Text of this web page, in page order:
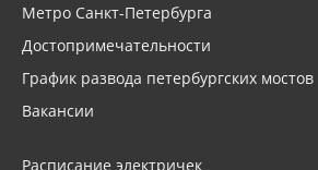
Метро Санкт-Петербурга
Достопримечательности
График развода петербургских мостов
Вакансии
Расписание электричек